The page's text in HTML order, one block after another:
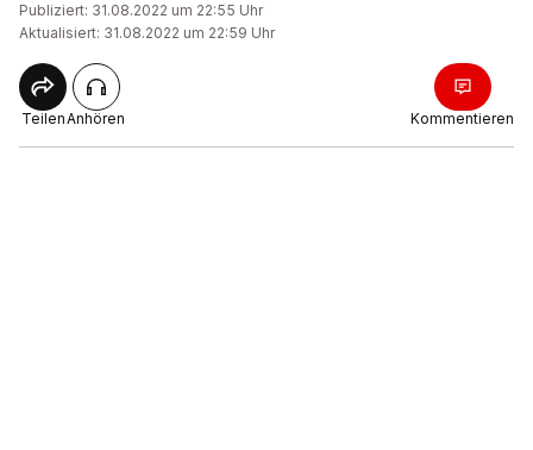
Publiziert: 31.08.2022 um 22:55 Uhr
Aktualisiert: 31.08.2022 um 22:59 Uhr
TeilenAnhören Kommentieren